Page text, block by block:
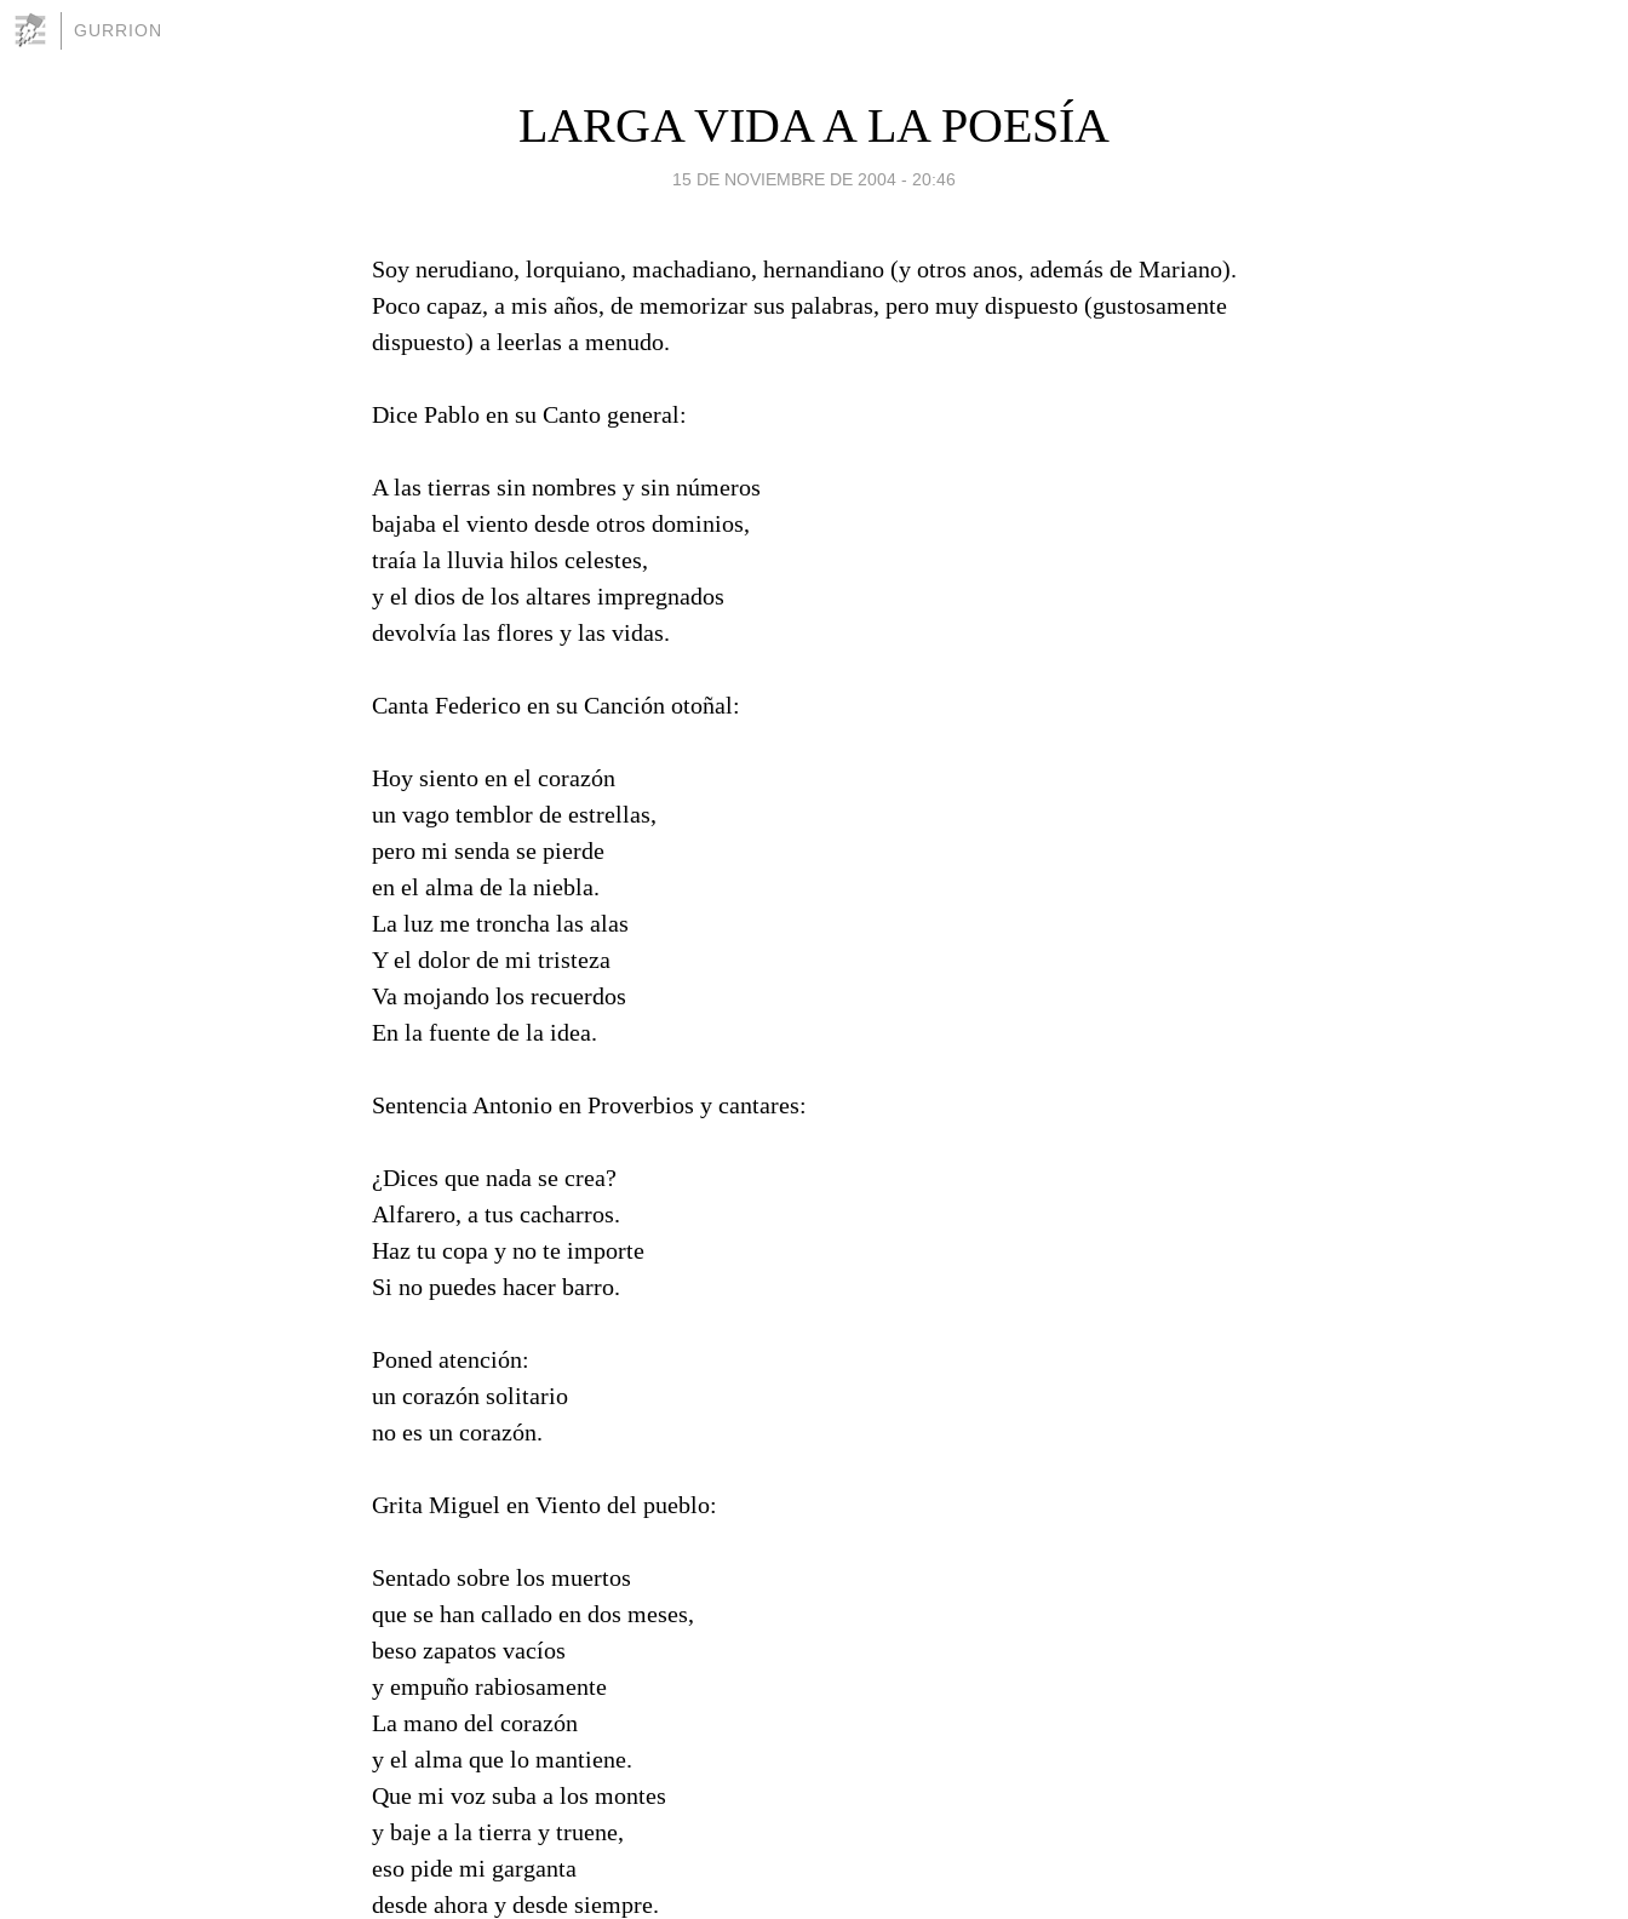
GURRION
LARGA VIDA A LA POESÍA
15 DE NOVIEMBRE DE 2004 - 20:46
Soy nerudiano, lorquiano, machadiano, hernandiano (y otros anos, además de Mariano).
Poco capaz, a mis años, de memorizar sus palabras, pero muy dispuesto (gustosamente
dispuesto) a leerlas a menudo.
Dice Pablo en su Canto general:
A las tierras sin nombres y sin números
bajaba el viento desde otros dominios,
traía la lluvia hilos celestes,
y el dios de los altares impregnados
devolvía las flores y las vidas.
Canta Federico en su Canción otoñal:
Hoy siento en el corazón
un vago temblor de estrellas,
pero mi senda se pierde
en el alma de la niebla.
La luz me troncha las alas
Y el dolor de mi tristeza
Va mojando los recuerdos
En la fuente de la idea.
Sentencia Antonio en Proverbios y cantares:
¿Dices que nada se crea?
Alfarero, a tus cacharros.
Haz tu copa y no te importe
Si no puedes hacer barro.
Poned atención:
un corazón solitario
no es un corazón.
Grita Miguel en Viento del pueblo:
Sentado sobre los muertos
que se han callado en dos meses,
beso zapatos vacíos
y empuño rabiosamente
La mano del corazón
y el alma que lo mantiene.
Que mi voz suba a los montes
y baje a la tierra y truene,
eso pide mi garganta
desde ahora y desde siempre.